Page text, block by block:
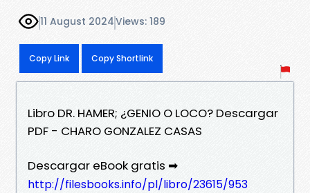
11 August 2024Views: 189
Copy Link Copy Shortlink
Libro DR. HAMER; ¿GENIO O LOCO? Descargar
PDF - CHARO GONZALEZ CASAS
Descargar eBook gratis ➡
http://filesbooks.info/pl/libro/23615/953